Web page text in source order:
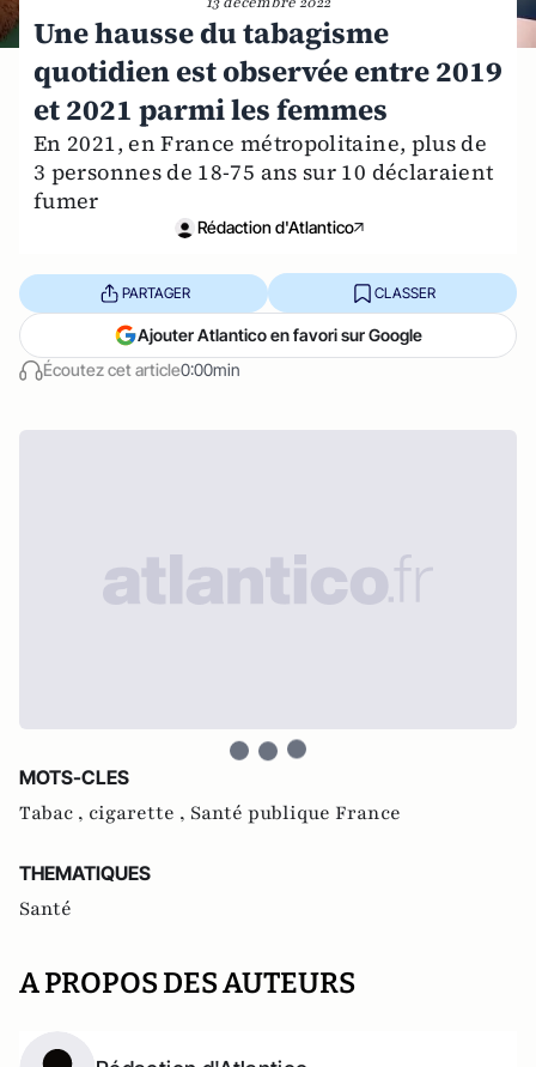
Une hausse du tabagisme
quotidien est observée entre 2019
et 2021 parmi les femmes
En 2021, en France métropolitaine, plus de
3 personnes de 18-75 ans sur 10 déclaraient
fumer
Rédaction d'Atlantico
Écoutez cet article0:00min
PARTAGER CLASSER
Ajouter Atlantico en favori sur Google
MOTS-CLES
Tabac , cigarette , Santé publique France
THEMATIQUES
Santé
A PROPOS DES AUTEURS